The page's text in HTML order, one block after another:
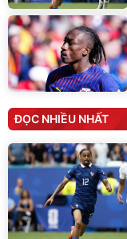
ĐỌC NHIỀU NHẤT